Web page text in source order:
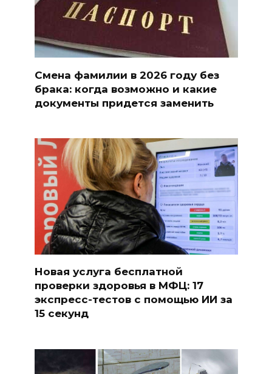
Смена фамилии в 2026 году без
брака: когда возможно и какие
документы придется заменить
Новая услуга бесплатной
проверки здоровья в МФЦ: 17
экспресс-тестов с помощью ИИ за
15 секунд